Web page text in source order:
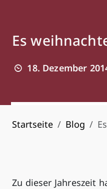
Es
18. Dezember
Startseite Blog
Zu dieser Jahreszeit